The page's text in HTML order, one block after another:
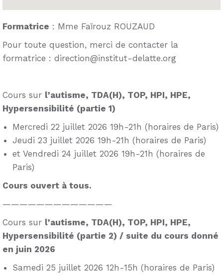
Formatrice : Mme Faïrouz ROUZAUD
Pour toute question, merci de contacter la
formatrice : direction@institut-delatte.org
Cours sur l’autisme, TDA(H), TOP, HPI, HPE,
Hypersensibilité (partie 1)
Mercredi 22 juillet 2026 19h-21h (horaires de Paris)
Jeudi 23 juillet 2026 19h-21h (horaires de Paris)
et Vendredi 24 juillet 2026 19h-21h (horaires de
Paris)
Cours ouvert à tous.
—————————————
Cours sur l’autisme, TDA(H), TOP, HPI, HPE,
Hypersensibilité (partie 2) / suite du cours donné
en juin 2026
Samedi 25 juillet 2026 12h-15h (horaires de Paris)